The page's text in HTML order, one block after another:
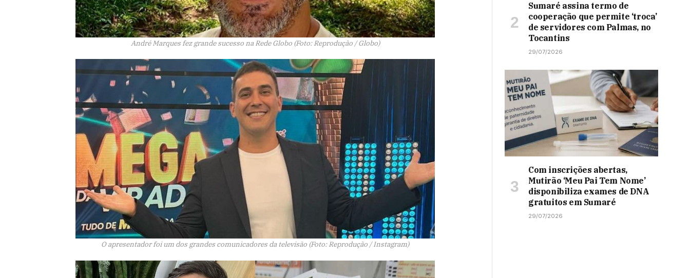
André Marques fez grande sucesso na Rede Globo (Foto: Reprodução / Globo)
O apresentador foi um dos grandes comunicadores da televisão (Foto: Reprodução / Instagram)
Sumaré assina termo de
cooperação que permite ‘troca’
de servidores com Palmas, no
Tocantins
29/07/2026
Com inscrições abertas,
Mutirão ‘Meu Pai Tem Nome’
disponibiliza exames de DNA
gratuitos em Sumaré
29/07/2026